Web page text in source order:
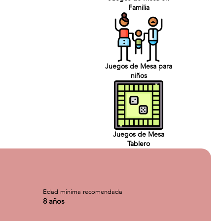
Familia
Juegos de Mesa para
niños
Juegos de Mesa
Tablero
Edad minima recomendada
8 años